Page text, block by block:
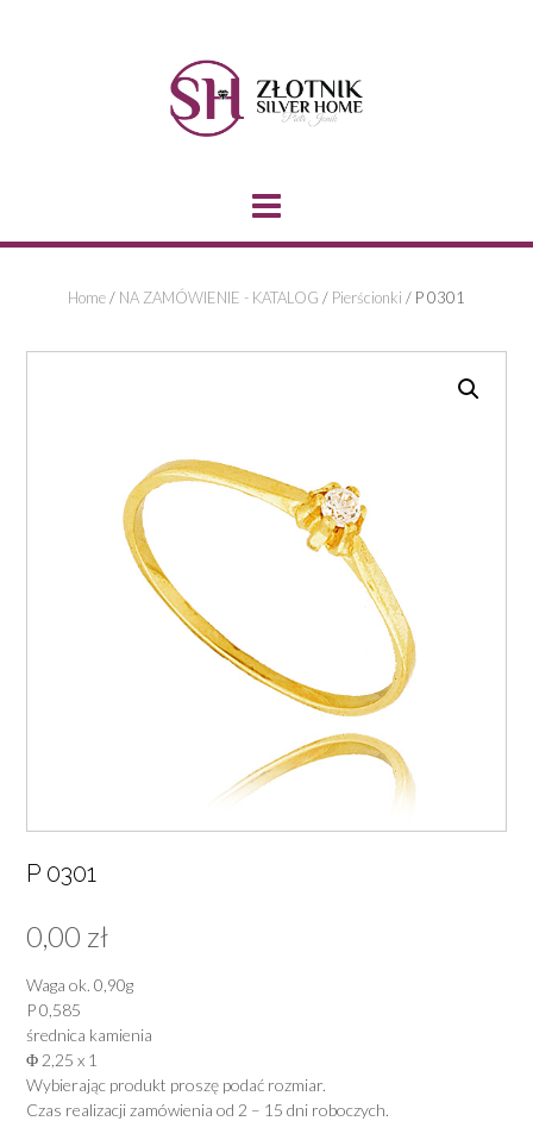
Home/ NA ZAMÓWIENIE - KATALOG / Pierścionki / P 0301
P 0301
0,00 zł
Waga ok. 0,90g
P 0,585
średnica kamienia
Φ 2,25 x 1
Wybierając produkt proszę podać rozmiar.
Czas realizacji zamówienia od 2 – 15 dni roboczych.